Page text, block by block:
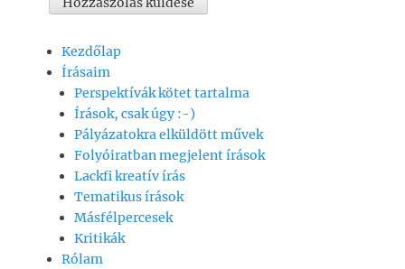
Kezdőlap
Írásaim
Perspektívák kötet tartalma
Írások, csak úgy :-)
Pályázatokra elküldött művek
Folyóiratban megjelent írások
Lackfi kreatív írás
Tematikus írások
Másfélpercesek
Kritikák
Rólam